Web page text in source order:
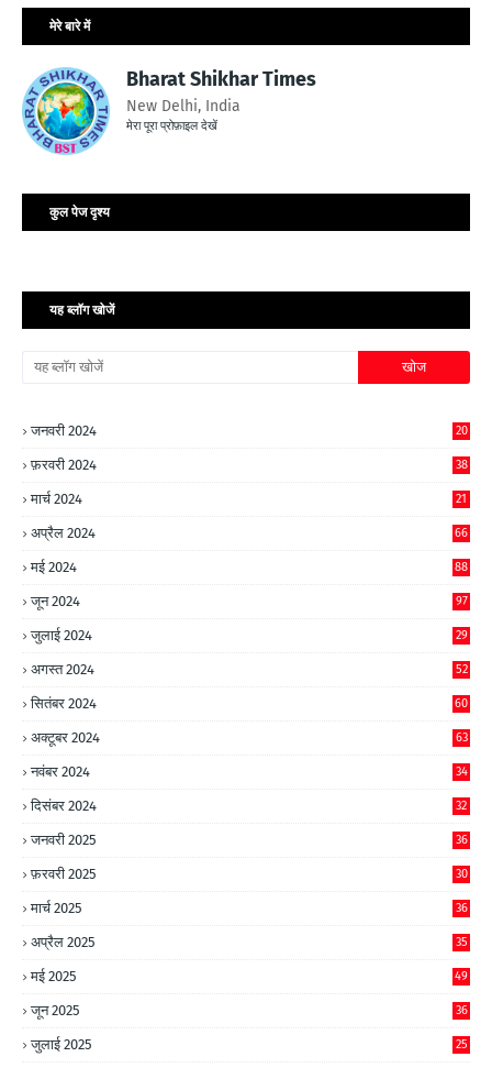
मेरे बारे में
Bharat Shikhar Times
New Delhi, India
मेरा पूरा प्रोफ़ाइल देखें
कुल पेज दृश्य
यह ब्लॉग खोजें
जनवरी 2024 20
फ़रवरी 2024 38
मार्च 2024 21
अप्रैल 2024 66
मई 2024 88
जून 2024 97
जुलाई 2024 29
अगस्त 2024 52
सितंबर 2024 60
अक्टूबर 2024 63
नवंबर 2024 34
दिसंबर 2024 32
जनवरी 2025 36
फ़रवरी 2025 30
मार्च 2025 36
अप्रैल 2025 35
मई 2025 49
जून 2025 36
जुलाई 2025 25